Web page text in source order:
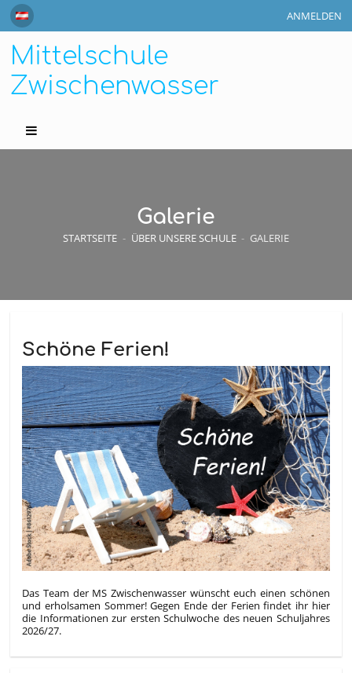
ANMELDEN
Mittelschule
Zwischenwasser
Galerie
STARTSEITE - ÜBER UNSERE SCHULE - GALERIE
Schöne Ferien!
Das Team der MS Zwischenwasser wünscht euch einen schönen
und erholsamen Sommer! Gegen Ende der Ferien findet ihr hier
die Informationen zur ersten Schulwoche des neuen Schuljahres
2026/27.